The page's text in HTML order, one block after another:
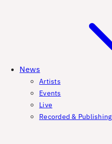
News
Artists
Events
Live
Recorded & Publishing